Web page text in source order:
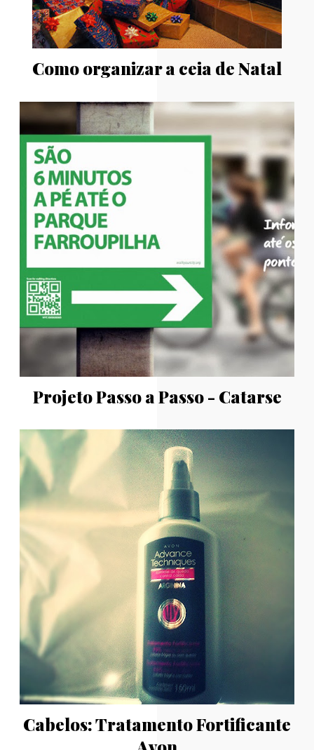
Como organizar a ceia de Natal
Projeto Passo a Passo - Catarse
Cabelos: Tratamento Fortificante